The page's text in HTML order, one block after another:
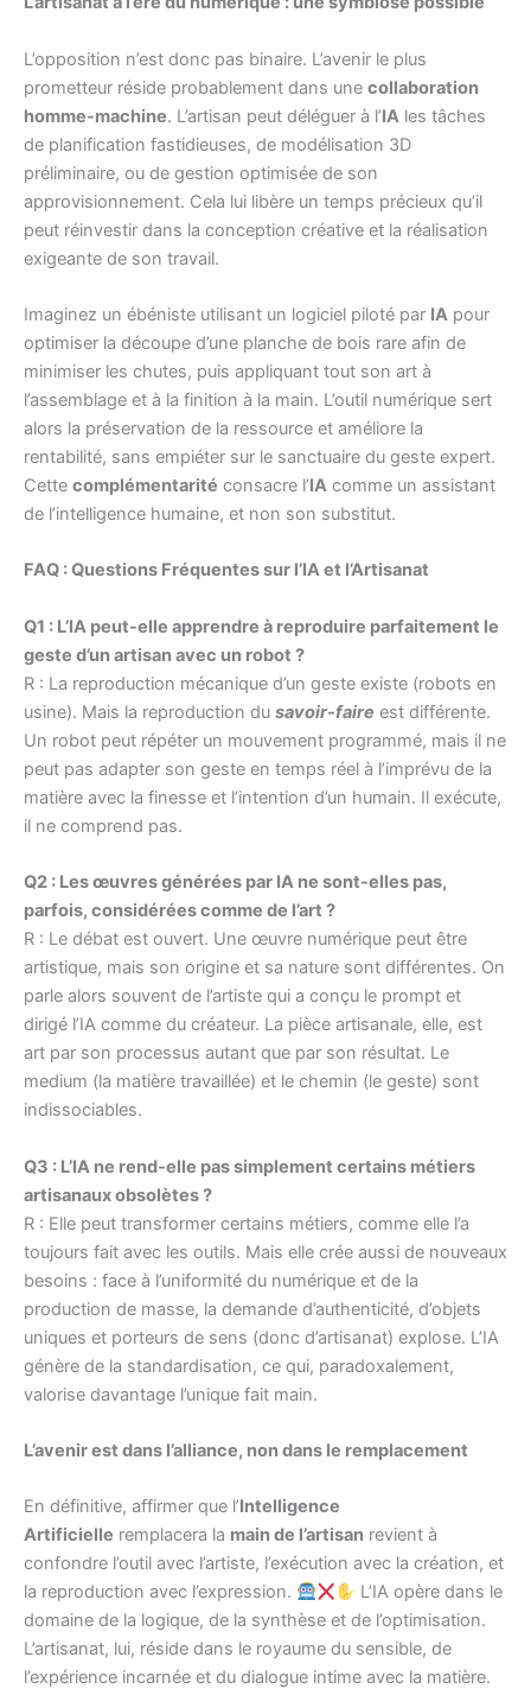
L’opposition n’est donc pas binaire. L’avenir le plus
prometteur réside probablement dans une collaboration
homme-machine. L’artisan peut déléguer à l’IA les tâches
de planification fastidieuses, de modélisation 3D
préliminaire, ou de gestion optimisée de son
approvisionnement. Cela lui libère un temps précieux qu’il
peut réinvestir dans la conception créative et la réalisation
exigeante de son travail.
Imaginez un ébéniste utilisant un logiciel piloté par IA pour
optimiser la découpe d’une planche de bois rare afin de
minimiser les chutes, puis appliquant tout son art à
l’assemblage et à la finition à la main. L’outil numérique sert
alors la préservation de la ressource et améliore la
rentabilité, sans empiéter sur le sanctuaire du geste expert.
Cette complémentarité consacre l’IA comme un assistant
de l’intelligence humaine, et non son substitut.
FAQ : Questions Fréquentes sur l’IA et l’Artisanat
Q1 : L’IA peut-elle apprendre à reproduire parfaitement le
geste d’un artisan avec un robot ?
R : La reproduction mécanique d’un geste existe (robots en
usine). Mais la reproduction du savoir-faire est différente.
Un robot peut répéter un mouvement programmé, mais il ne
peut pas adapter son geste en temps réel à l’imprévu de la
matière avec la finesse et l’intention d’un humain. Il exécute,
il ne comprend pas.
Q2 : Les œuvres générées par IA ne sont-elles pas,
parfois, considérées comme de l’art ?
R : Le débat est ouvert. Une œuvre numérique peut être
artistique, mais son origine et sa nature sont différentes. On
parle alors souvent de l’artiste qui a conçu le prompt et
dirigé l’IA comme du créateur. La pièce artisanale, elle, est
art par son processus autant que par son résultat. Le
medium (la matière travaillée) et le chemin (le geste) sont
indissociables.
Q3 : L’IA ne rend-elle pas simplement certains métiers
artisanaux obsolètes ?
R : Elle peut transformer certains métiers, comme elle l’a
toujours fait avec les outils. Mais elle crée aussi de nouveaux
besoins : face à l’uniformité du numérique et de la
production de masse, la demande d’authenticité, d’objets
uniques et porteurs de sens (donc d’artisanat) explose. L’IA
génère de la standardisation, ce qui, paradoxalement,
valorise davantage l’unique fait main.
L’avenir est dans l’alliance, non dans le remplacement
En définitive, affirmer que l’Intelligence
Artificielle remplacera la main de l’artisan revient à
confondre l’outil avec l’artiste, l’exécution avec la création, et
la reproduction avec l’expression.
L’IA opère dans le
domaine de la logique, de la synthèse et de l’optimisation.
L’artisanat, lui, réside dans le royaume du sensible, de
l’expérience incarnée et du dialogue intime avec la matière.